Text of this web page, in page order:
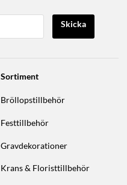
Skicka
Sortiment
Bröllopstillbehör
Festtillbehör
Gravdekorationer
Krans & Floristtillbehör